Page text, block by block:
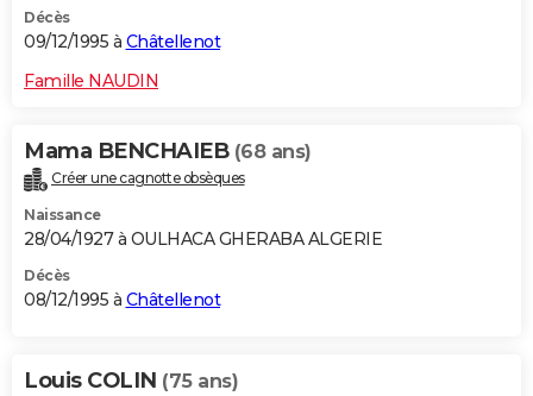
Décès
09/12/1995 à Châtellenot
Famille NAUDIN
Mama BENCHAIEB (68 ans)
Créer une cagnotte obsèques
Naissance
28/04/1927 à OULHACA GHERABA ALGERIE
Décès
08/12/1995 à Châtellenot
Louis COLIN (75 ans)